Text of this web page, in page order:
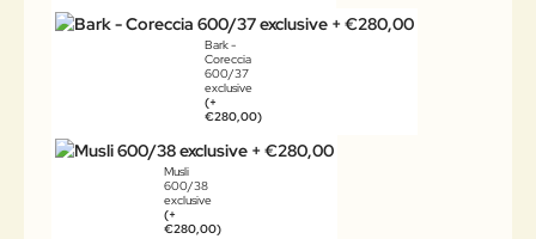
Bark -
Coreccia
600/37
exclusive
(+
€280,00)
Musli
600/38
exclusive
(+
€280,00)